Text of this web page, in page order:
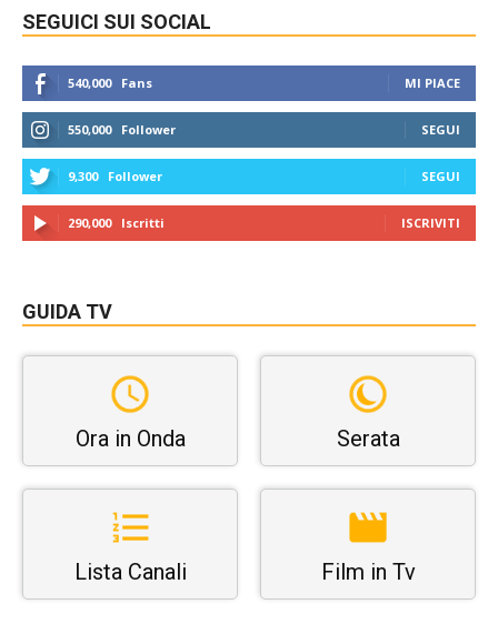
SEGUICI SUI SOCIAL
540,000 Fans MI PIACE
550,000 Follower SEGUI
9,300 Follower SEGUI
290,000 Iscritti ISCRIVITI
GUIDA TV
Ora in Onda Serata
Lista Canali Film in Tv